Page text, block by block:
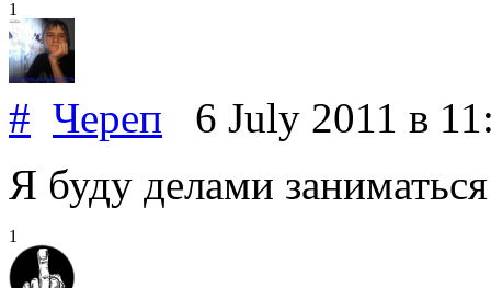
1
# Череп 6 July 2011 в
Я буду делами
1